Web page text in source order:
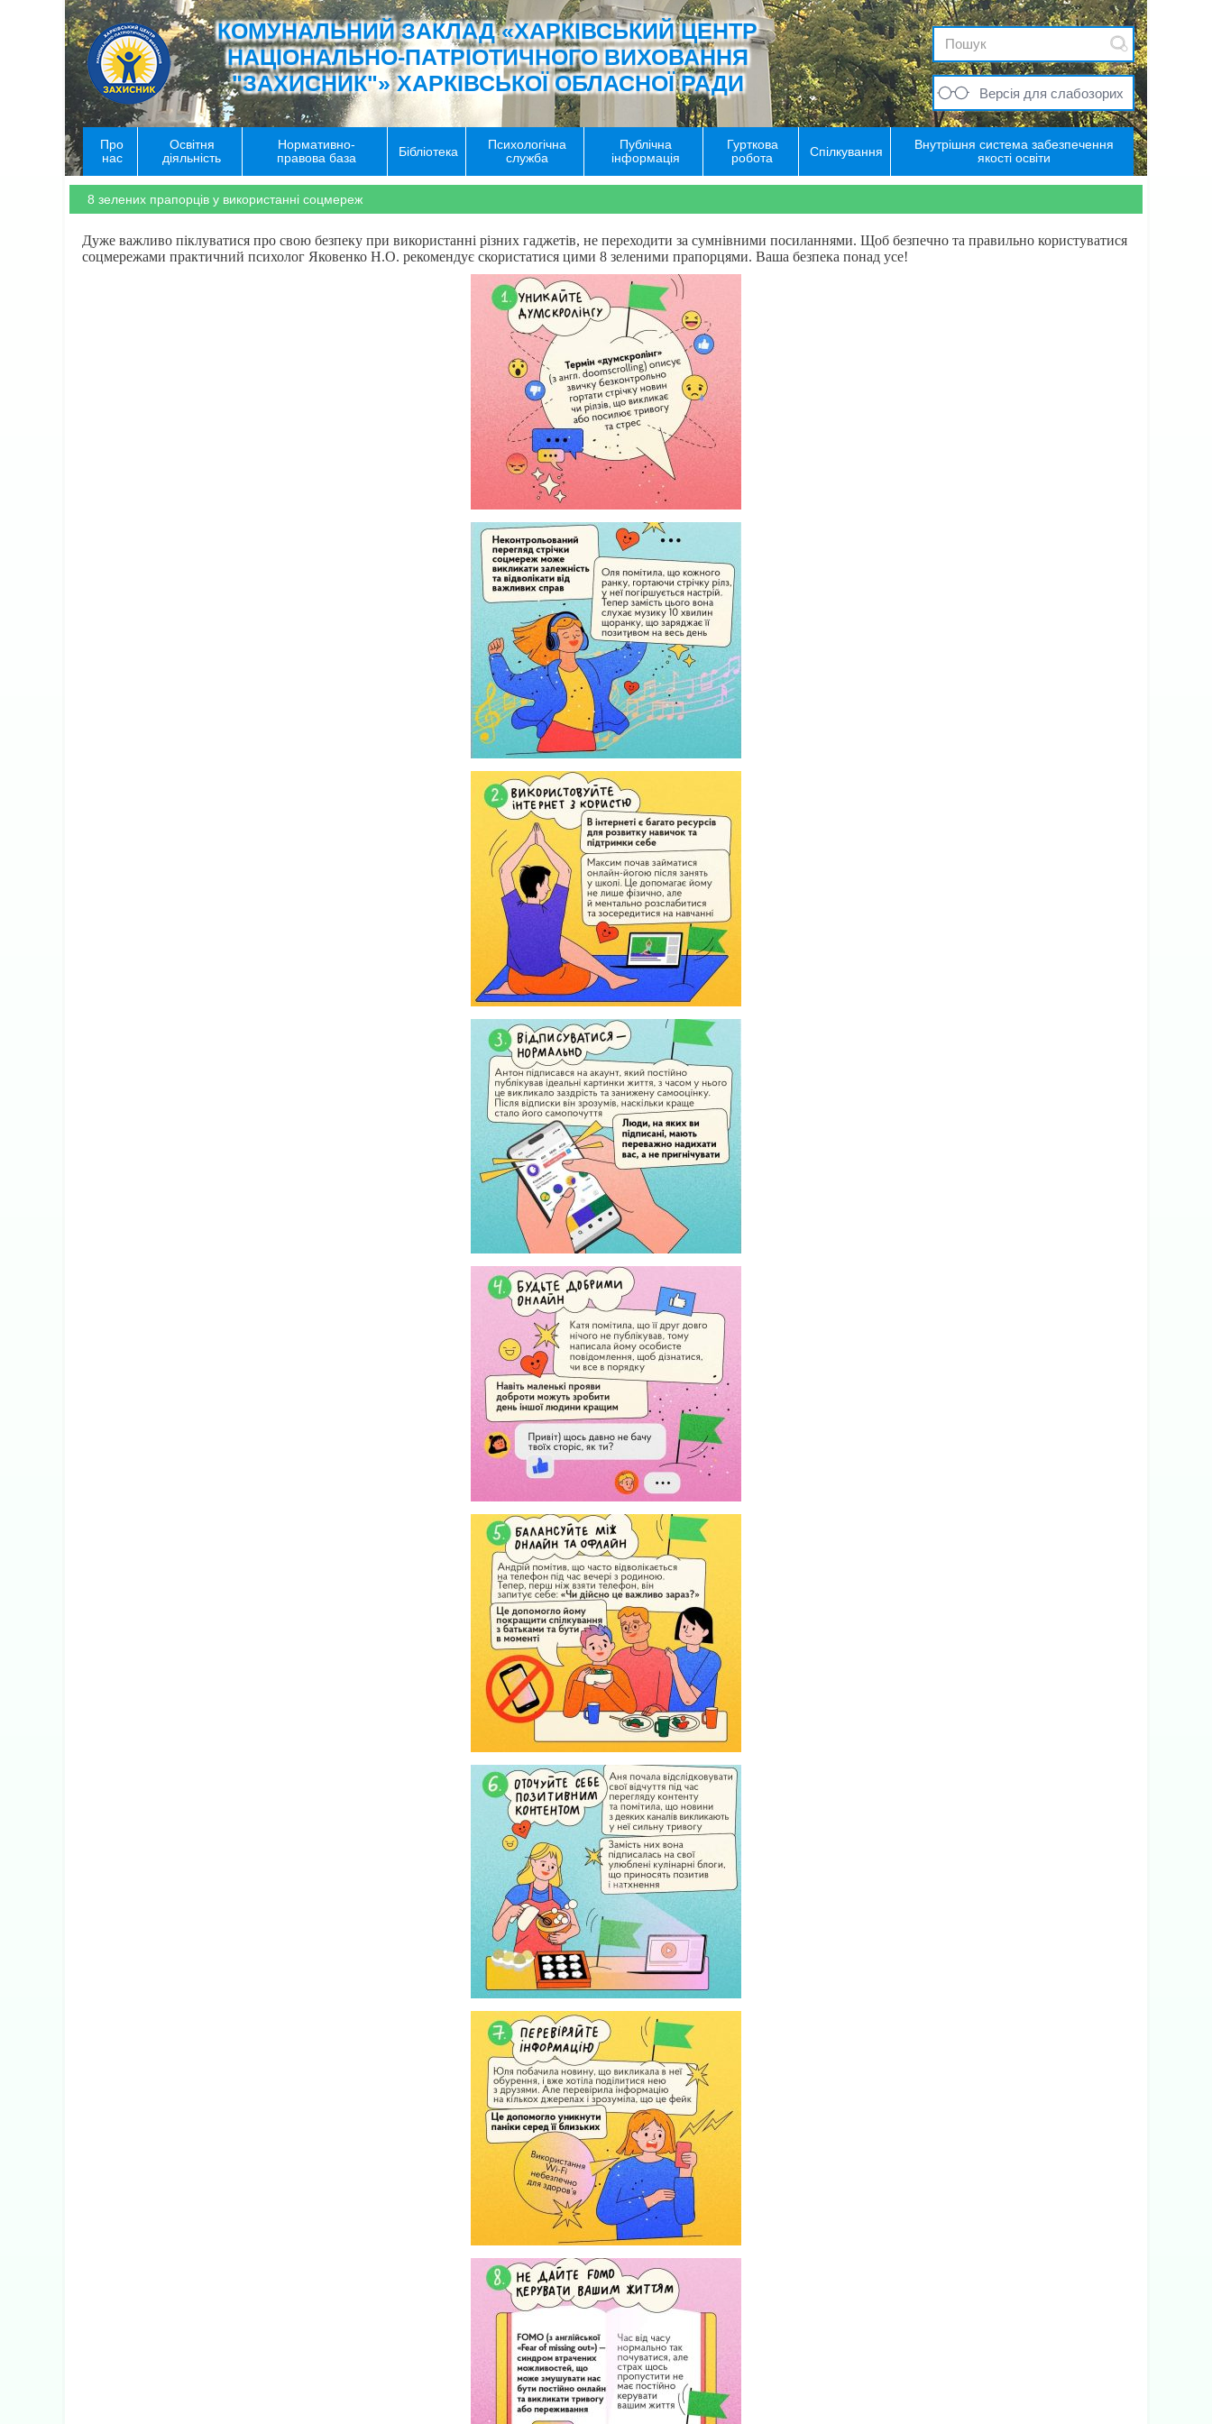
КОМУНАЛЬНИЙ ЗАКЛАД «ХАРКІВСЬКИЙ ЦЕНТР
НАЦІОНАЛЬНО-ПАТРІОТИЧНОГО ВИХОВАННЯ
"ЗАХИСНИК"» ХАРКІВСЬКОЇ ОБЛАСНОЇ РАДИ
Версія для слабозорих
Про
нас
Освітня
діяльність
Нормативно-
правова база
Бібліотека
Психологічна
служба
Публічна
інформація
Гурткова
робота
Спілкування
Внутрішня система забезпечення
якості освіти
8 зелених прапорців у використанні соцмереж
Дуже важливо піклуватися про свою безпеку при використанні різних гаджетів, не переходити за сумнівними посиланнями. Щоб безпечно та правильно користуватися
соцмережами практичний психолог Яковенко Н.О. рекомендує скористатися цими 8 зеленими прапорцями. Ваша безпека понад усе!